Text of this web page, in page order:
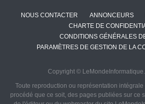
NOUS CONTACTER ANNONCEURS
CHARTE DE
CONDITIONS GÉNÉRALES
PARAMÈTRES DE GESTION DE LA
Copyright ©
Toute reproduction ou représentation
procédé que ce soit, des pages publiées sur ce